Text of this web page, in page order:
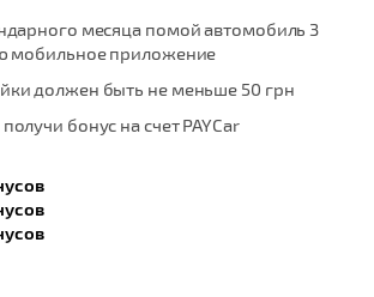
месяца помой автомобиль 3
мобильное приложение
должен быть не меньше 50 грн
бонус на счет PAYCar